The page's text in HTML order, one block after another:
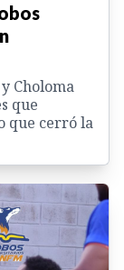
Choloma
que
que cerró la